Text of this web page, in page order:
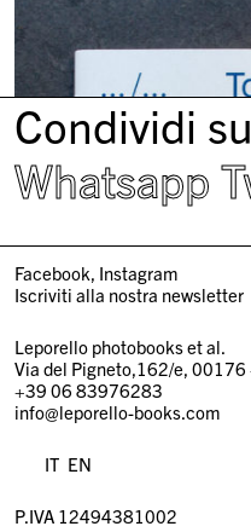
Condividi su
Whatsapp
Facebook Instagram
Iscriviti alla nostra newsletter
Leporello photobooks et al.
Via del Pigneto,162/e, 00176
+39 06 83976283
info@leporello-books.com
IT EN
P.IVA 12494381002